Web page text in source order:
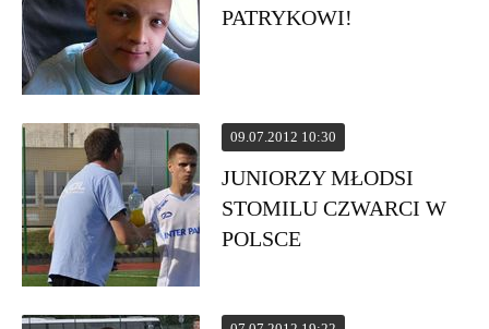
PATRYKOWI!
09.07.2012 10:30
JUNIORZY MŁODSI
STOMILU CZWARCI W
POLSCE